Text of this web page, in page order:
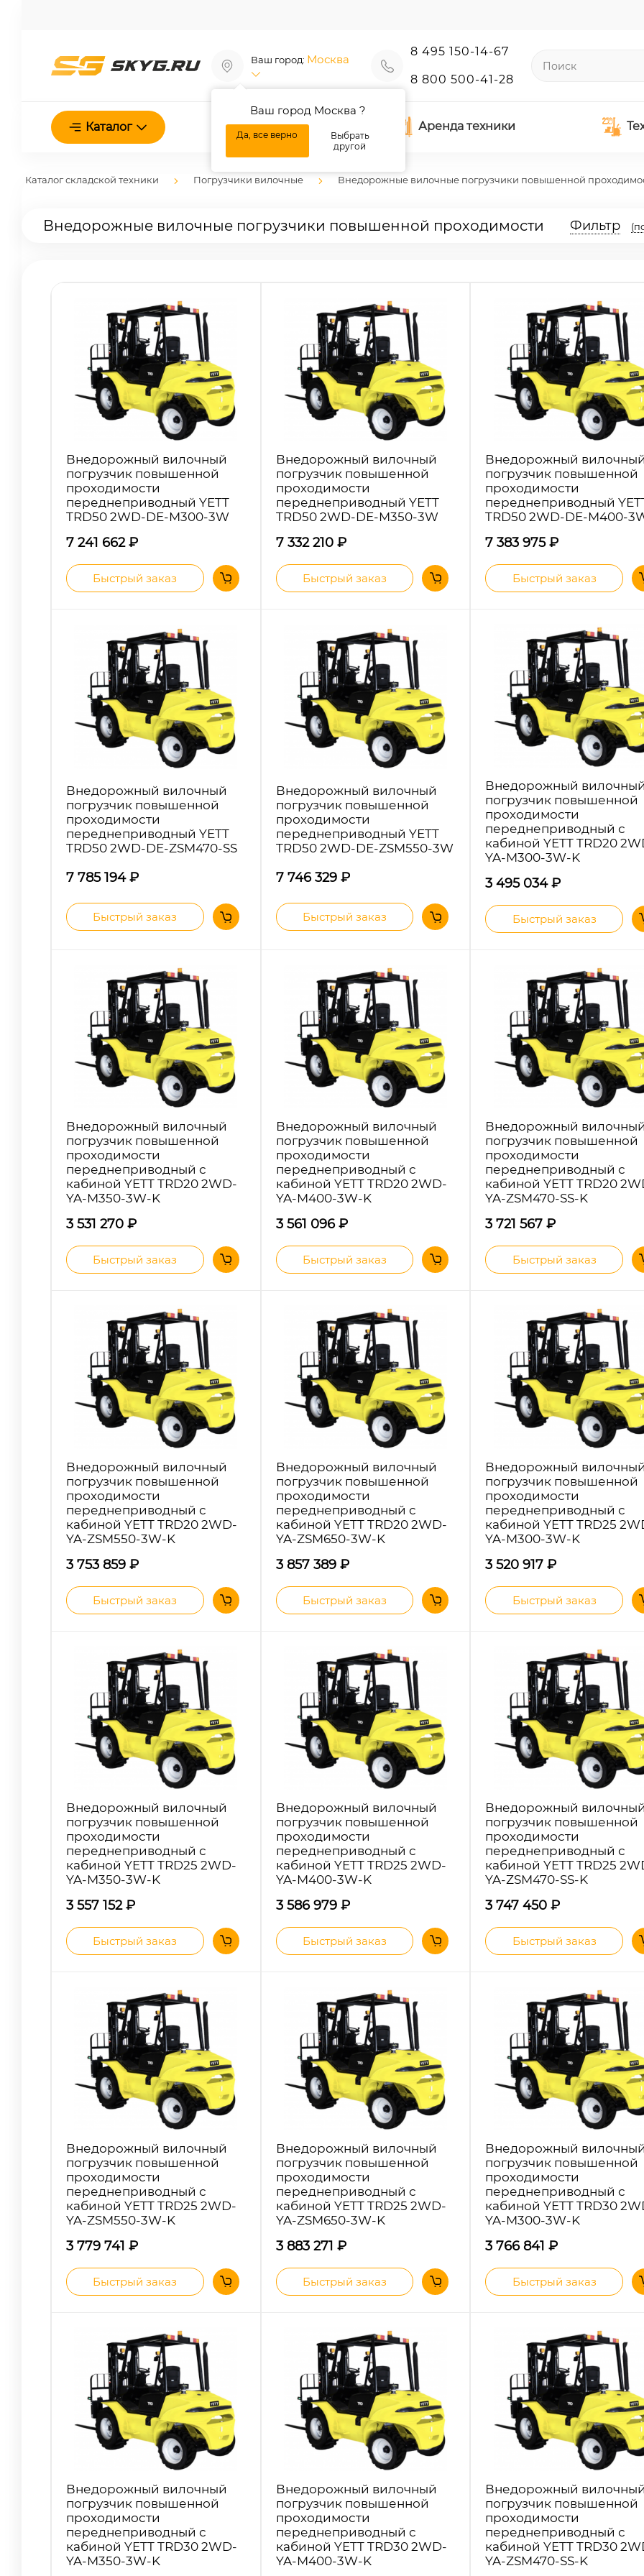
Ваш город: Москва
Ваш город Москва ?
Да, все верно
Выбрать
другой
8 495 150-14-67
8 800 500-41-28
Каталог О нас Аренда техники
Каталог складской техники Погрузчики вилочные Внедорожные вилочные погрузчики повышенной
Внедорожные вилочные погрузчики повышенной проходимости Фильтр
Внедорожный вилочный
погрузчик повышенной
проходимости
переднеприводный YETT
TRD50 2WD-DE-M300-3W
7 241 662₽
Быстрый заказ
Внедорожный вилочный
погрузчик повышенной
проходимости
переднеприводный YETT
TRD50 2WD-DE-M350-3W
7 332 210 ₽
Быстрый заказ
Внедорожный
погрузчик повышенной
проходимости
переднеприводный
TRD50 2WD-DE-M400-
7 383 975₽
Быстрый заказ
Внедорожный вилочный
погрузчик повышенной
проходимости
переднеприводный YETT
TRD50 2WD-DE-ZSM470-SS
7 785 194₽
Быстрый заказ
Внедорожный вилочный
погрузчик повышенной
проходимости
переднеприводный YETT
TRD50 2WD-DE-ZSM550-3W
7 746 329 ₽
Быстрый заказ
Внедорожный
погрузчик повышенной
проходимости
переднеприводный с
кабиной YETT TRD20
YA-M300-3W-K
3 495 034₽
Быстрый заказ
Внедорожный вилочный
погрузчик повышенной
проходимости
переднеприводный с
кабиной YETT TRD20 2WD-
YA-M350-3W-K
3 531 270 ₽
Быстрый заказ
Внедорожный вилочный
погрузчик повышенной
проходимости
переднеприводный с
кабиной YETT TRD20 2WD-
YA-M400-3W-K
3 561 096₽
Быстрый заказ
Внедорожный
погрузчик повышенной
проходимости
переднеприводный с
кабиной YETT TRD20
YA-ZSM470-SS-K
3 721 567₽
Быстрый заказ
Внедорожный вилочный
погрузчик повышенной
проходимости
переднеприводный с
кабиной YETT TRD20 2WD-
YA-ZSM550-3W-K
3 753 859 ₽
Быстрый заказ
Внедорожный вилочный
погрузчик повышенной
проходимости
переднеприводный с
кабиной YETT TRD20 2WD-
YA-ZSM650-3W-K
3 857 389 ₽
Быстрый заказ
Внедорожный
погрузчик повышенной
проходимости
переднеприводный с
кабиной YETT TRD25
YA-M300-3W-K
3 520 917₽
Быстрый заказ
Внедорожный вилочный
погрузчик повышенной
проходимости
переднеприводный с
кабиной YETT TRD25 2WD-
YA-M350-3W-K
3 557 152₽
Быстрый заказ
Внедорожный вилочный
погрузчик повышенной
проходимости
переднеприводный с
кабиной YETT TRD25 2WD-
YA-M400-3W-K
3 586 979 ₽
Быстрый заказ
Внедорожный
погрузчик повышенной
проходимости
переднеприводный с
кабиной YETT TRD25
YA-ZSM470-SS-K
3 747 450₽
Быстрый заказ
Внедорожный вилочный
погрузчик повышенной
проходимости
переднеприводный с
кабиной YETT TRD25 2WD-
YA-ZSM550-3W-K
3 779 741 ₽
Быстрый заказ
Внедорожный вилочный
погрузчик повышенной
проходимости
переднеприводный с
кабиной YETT TRD25 2WD-
YA-ZSM650-3W-K
3 883 271 ₽
Быстрый заказ
Внедорожный
погрузчик повышенной
проходимости
переднеприводный с
кабиной YETT TRD30
YA-M300-3W-K
3 766 841₽
Быстрый заказ
Внедорожный вилочный
погрузчик повышенной
проходимости
переднеприводный с
кабиной YETT TRD30 2WD-
YA-M350-3W-K
Внедорожный вилочный
погрузчик повышенной
проходимости
переднеприводный с
кабиной YETT TRD30 2WD-
YA-M400-3W-K
Внедорожный
погрузчик повышенной
проходимости
переднеприводный с
кабиной YETT TRD30
YA-ZSM470-SS-K